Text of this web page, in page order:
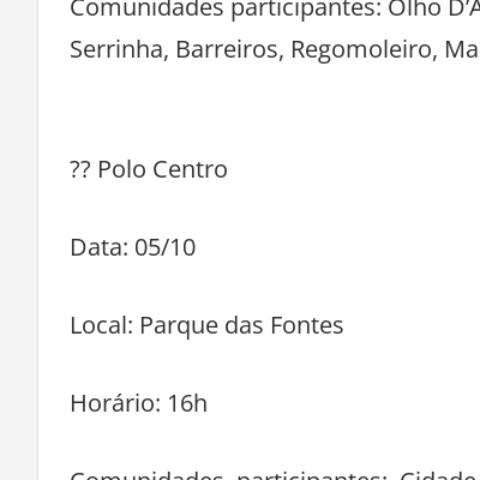
Comunidades participantes: Olho
Serrinha, Barreiros, Regomoleiro,
?? Polo Centro
Data: 05/10
Local: Parque das Fontes
Horário: 16h